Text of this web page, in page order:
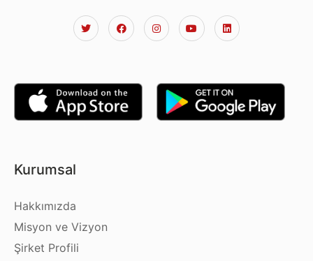
Kurumsal
Hakkımızda
Misyon ve Vizyon
Şirket Profili